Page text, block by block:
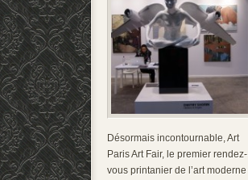
Désormais incontournable, Art
Paris Art Fair, le premier rendez-
vous printanier de l’art moderne